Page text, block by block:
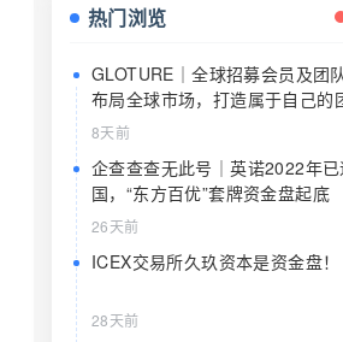
热门浏览
GLOTURE｜全球招募会员及团队
布局全球市场，打造属于自己的
业，想增加收入？想打造团队？
8天前
企查查查无此号｜英诺2022年已
国，“东方百优”套牌资金盘起底
26天前
ICEX交易所久玖资本是资金盘！
28天前